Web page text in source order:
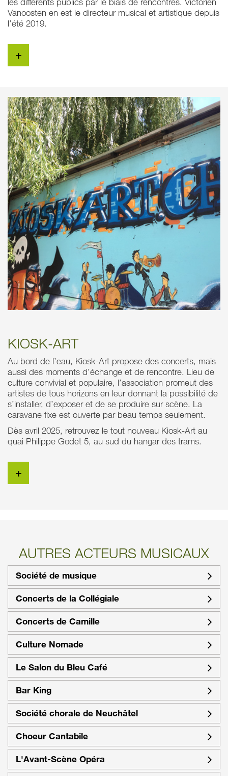
Vanoosten en est le directeur musical et artistique depuis
l’été 2019.
+
KIOSK-ART
Au bord de l’eau, Kiosk-Art propose des concerts, mais
aussi des moments d’échange et de rencontre. Lieu de
culture convivial et populaire, l’association promeut des
artistes de tous horizons en leur donnant la possibilité de
s’installer, d’exposer et de se produire sur scène. La
caravane fixe est ouverte par beau temps seulement.
Dès avril 2025, retrouvez le tout nouveau Kiosk-Art au
quai Philippe Godet 5, au sud du hangar des trams.
+
AUTRES ACTEURS MUSICAUX
Société de musique
Concerts de la Collégiale
Concerts de Camille
Culture Nomade
Le Salon du Bleu Café
Bar King
Société chorale de Neuchâtel
Choeur Cantabile
L'Avant-Scène Opéra